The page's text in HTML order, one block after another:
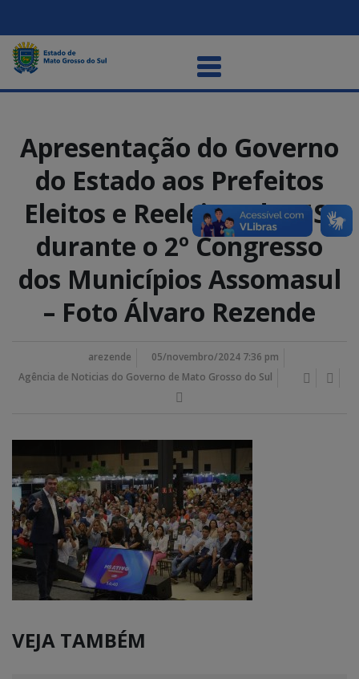
Apresentação do Governo
do Estado aos Prefeitos
Eleitos e Reeleitos de MS,
durante o 2º Congresso
dos Municípios Assomasul
– Foto Álvaro Rezende
arezende
05/novembro/2024 7:36 pm
Agência de Noticias do Governo de Mato Grosso do Sul
VEJA TAMBÉM